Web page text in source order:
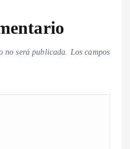
no será publicada. Los campos